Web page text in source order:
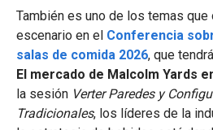
También es uno de los temas que
escenario en el Conferencia
salas de comida 2026, que
El mercado de Malcolm Yards
la sesión Verter Paredes y
Tradicionales, los líderes de la